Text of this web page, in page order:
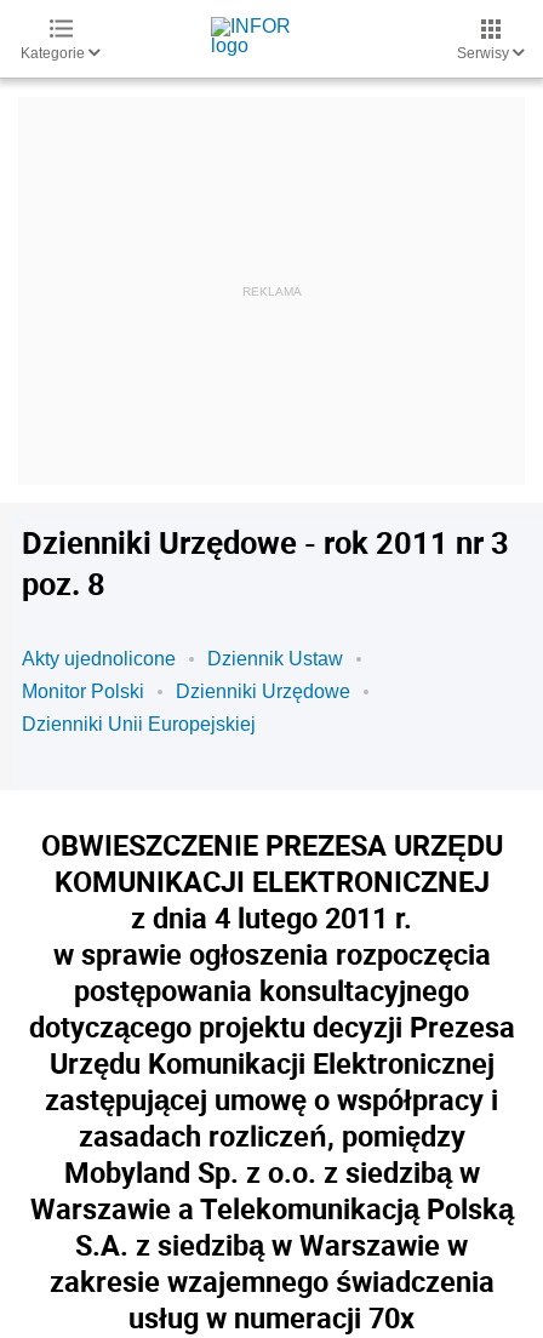
Kategorie Serwisy
Dzienniki Urzędowe - rok 2011 nr 3
poz. 8
Akty ujednolicone
Dziennik Ustaw
Monitor Polski
Dzienniki Urzędowe
Dzienniki Unii Europejskiej
OBWIESZCZENIE PREZESA URZĘDU
KOMUNIKACJI ELEKTRONICZNEJ
z dnia 4 lutego 2011 r.
w sprawie ogłoszenia rozpoczęcia
postępowania konsultacyjnego
dotyczącego projektu decyzji Prezesa
Urzędu Komunikacji Elektronicznej
zastępującej umowę o współpracy i
zasadach rozliczeń, pomiędzy
Mobyland Sp. z o.o. z siedzibą w
Warszawie a Telekomunikacją Polską
S.A. z siedzibą w Warszawie w
zakresie wzajemnego świadczenia
usług w numeracji 70x